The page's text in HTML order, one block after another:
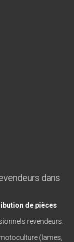
dans
de pièces
revendeurs.
(lames,